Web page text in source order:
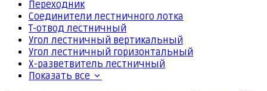
Переходник
Соединители лестничного лотка
Т-отвод лестничный
Угол лестничный вертикальный
Угол лестничный горизонтальный
Х-разветвитель лестничный
Показать все